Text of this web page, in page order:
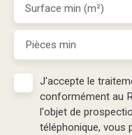
Surface min (m²)
Pièces min
J'accepte le
conformément au
l'objet de
téléphonique, vous